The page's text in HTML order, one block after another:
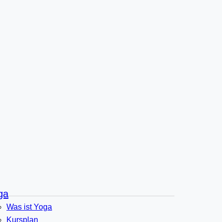
Was ist Yoga
Kursplan